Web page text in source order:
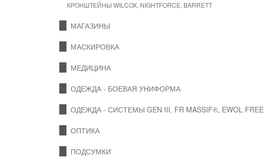
КРОНШТЕЙНЫ WILCOX, NIGHTFORCE, BARRETT
МАГАЗИНЫ
МАСКИРОВКА
МЕДИЦИНА
ОДЕЖДА - БОЕВАЯ УНИФОРМА
ОДЕЖДА - СИСТЕМЫ GEN III, FR MASSIF®, EWOL FREE
ОПТИКА
ПОДСУМКИ